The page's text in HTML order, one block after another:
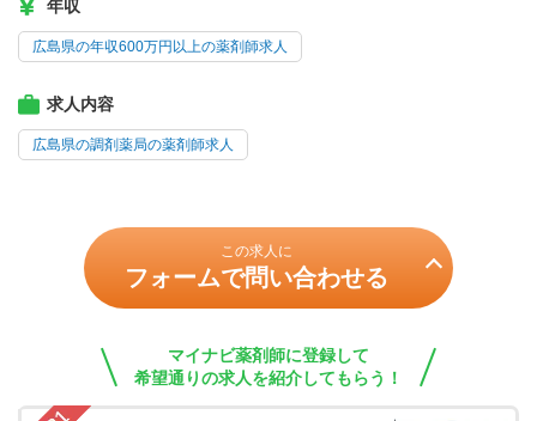
年収
広島県の年収600万円以上の薬剤師求人
求人内容
広島県の調剤薬局の薬剤師求人
この求人に
フォームで問い合わせる
マイナビ薬剤師に登録して
希望通りの求人を紹介してもらう！